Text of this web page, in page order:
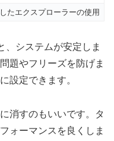
たエクスプローラーの使用
、システムが安定しま
題やフリーズを防げま
設定できます。
消すのもいいです。タ
ォーマンスを良くしま